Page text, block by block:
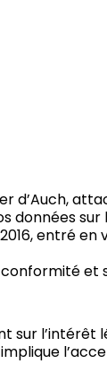
d’Auch,
entré
l’intérêt